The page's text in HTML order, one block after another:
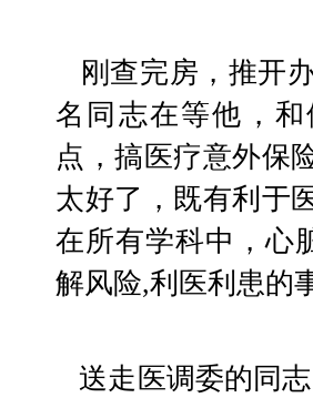
名同志在等他，
点，搞医疗意外保
太好了，既有利于
在所有学科中，心
解风险,利医利患的
   送走医调委的同志，他想起快到年底了，该给北京爱佑